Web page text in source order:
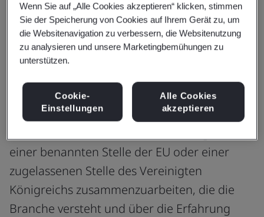
Als Hersteller müssen Sie
sicherstellen, dass Ihr Produkt die
einschlägigen gesetzlichen
Anforderungen erfüllt, bevor es in
Verkehr gebracht wird
einer benannten Stelle der EU oder einer
zugelassenen Stelle des Vereinigten
Königreichs zusammenzuarbeiten, die die
Branche versteht und über die Erfahrung
Wenn Sie auf „Alle Cookies akzeptieren“ klicken, stimmen
Sie der Speicherung von Cookies auf Ihrem Gerät zu, um
die Websitenavigation zu verbessern, die Websitenutzung
zu analysieren und unsere Marketingbemühungen zu
unterstützen.
Cookie-
Einstellungen
Alle Cookies
akzeptieren